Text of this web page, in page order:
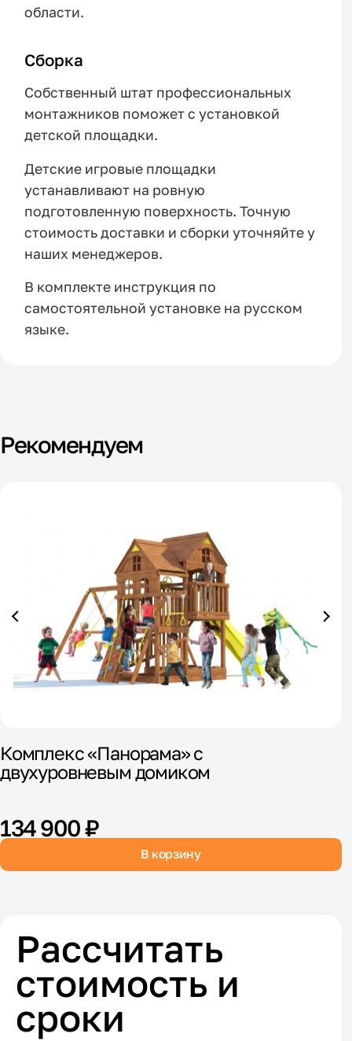
области.
Сборка
Собственный штат профессиональных
монтажников поможет с установкой
детской площадки.
Детские игровые площадки
устанавливают на ровную
подготовленную поверхность. Точную
стоимость доставки и сборки уточняйте у
наших менеджеров.
В комплекте инструкция по
самостоятельной установке на русском
языке.
Рекомендуем
Комплекс «Панорама» с
двухуровневым домиком
134 900 ₽
В корзину
Рассчитать
стоимость и
сроки